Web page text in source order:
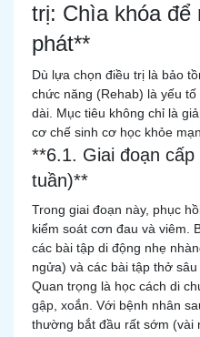
trị: Chìa khóa để
phát**
Dù lựa chọn điều trị là bảo
chức năng (Rehab) là yếu
dài. Mục tiêu không chỉ là
cơ chế sinh cơ học khỏe
**6.1. Giai đoạn
tuần)**
Trong giai đoạn này, phục
kiểm soát cơn đau và viêm.
các bài tập di động nhẹ
ngửa) và các bài tập thở
Quan trọng là học cách di
gập, xoắn. Với bệnh nhân
thường bắt đầu rất sớm (vài